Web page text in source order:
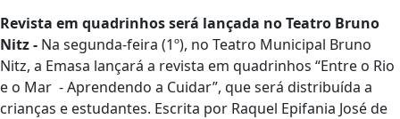
Revista em quadrinhos será lançada no Teatro Bruno
Nitz - Na segunda-feira (1º), no Teatro Municipal Bruno
Nitz, a Emasa lançará a revista em quadrinhos “Entre o Rio
e o Mar - Aprendendo a Cuidar”, que será distribuída a
crianças e estudantes. Escrita por Raquel Epifania José de